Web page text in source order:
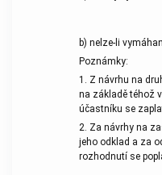
b) nelze-li
Poznámky:
1. Z návrhu na
na základě téhož
účastníku se
2. Za návrhy na
jeho odklad a za
rozhodnutí se